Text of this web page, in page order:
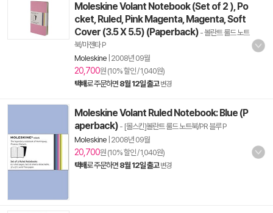
Moleskine Volant Notebook (Set of 2 ), Po
cket, Ruled, Pink Magenta, Magenta, Soft
Cover (3.5 X 5.5) (Paperback) - 볼란트 룰드 노트
북/마젠타 P
Moleskine 2008년 09월
20,700원 (10% 할인 / 1,040원)
택배로 주문하면 8월 12일 출고 변경
Moleskine Volant Ruled Notebook: Blue (P
aperback) - [몰스킨]볼란트 룰드 노트북/PR 블루 P
Moleskine 2008년 09월
20,700원 (10% 할인 / 1,040원)
택배로 주문하면 8월 12일 출고 변경